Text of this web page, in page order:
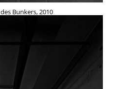
Bunkers, 2010